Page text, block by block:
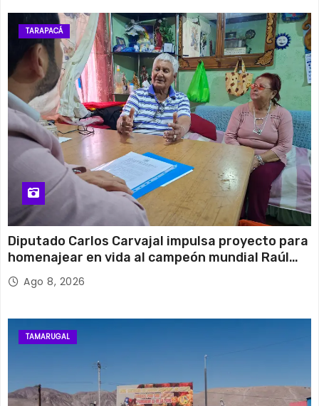
TARAPACÁ
Diputado Carlos Carvajal impulsa proyecto para
homenajear en vida al campeón mundial Raúl
Choque
Ago 8, 2026
TAMARUGAL